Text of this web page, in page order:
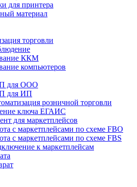
для принтера
материал
торговли
ККМ
компьютеров
для ООО
для ИП
розничной торговли
ключа ЕГАИС
для маркетплейсов
с маркетплейсами по схеме FBO
с маркетплейсами по схеме FBS
к маркетплейсам